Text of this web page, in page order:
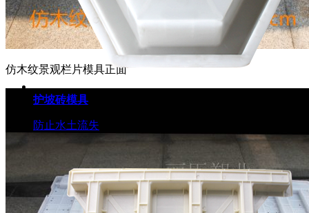
护坡砖模具
防止水土流失
仿木纹景观栏片模具正面